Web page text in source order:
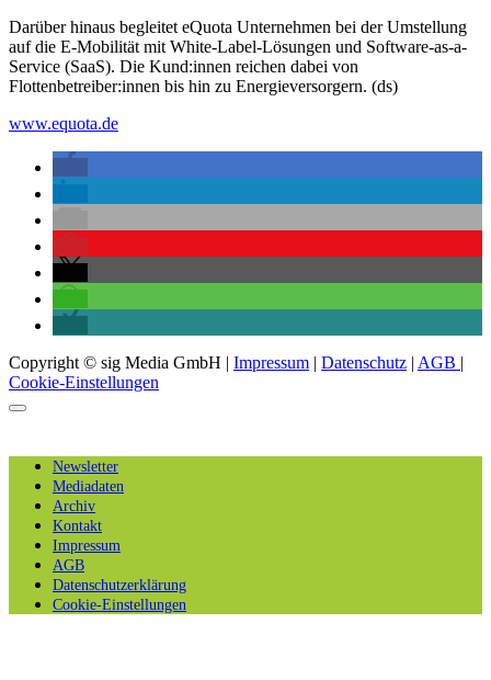
Darüber hinaus begleitet eQuota Unternehmen bei der Umstellung
auf die E-Mobilität mit White-Label-Lösungen und Software-as-a-
Service (SaaS). Die Kund:innen reichen dabei von
Flottenbetreiber:innen bis hin zu Energieversorgern. (ds)
www.equota.de
Copyright © sig Media GmbH | Impressum | Datenschutz | AGB |
Cookie-Einstellungen
Newsletter
Mediadaten
Archiv
Kontakt
Impressum
AGB
Datenschutzerklärung
Cookie-Einstellungen